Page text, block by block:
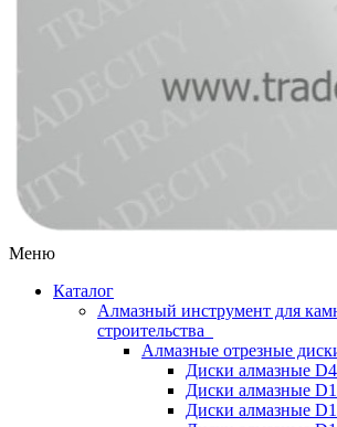
Меню
Каталог
Алмазный инструмент для
строительства
Алмазные отрезные
Диски алмазные
Диски алмазные
Диски алмазные